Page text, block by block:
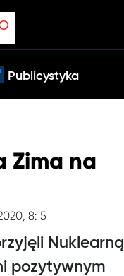
Publicystyka
Zima na
8:15
Nuklearną
pozytywnym